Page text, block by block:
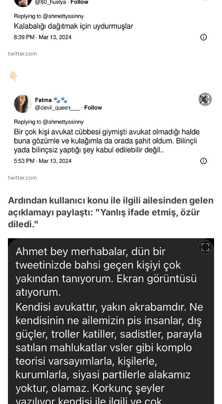
twitter.com
👇🏻
twitter.com
Ardından kullanıcı konu ile ilgili ailesinden gelen
açıklamayı paylaştı: "Yanlış ifade etmiş, özür
diledi."